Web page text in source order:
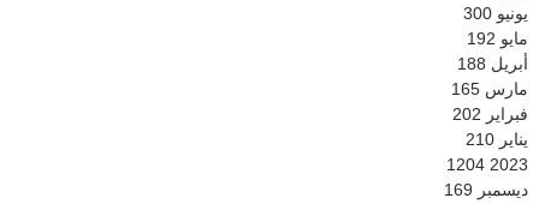
يونيو 300
مايو 192
أبريل 188
مارس 165
فبراير 202
يناير 210
2023
1204
ديسمبر 169